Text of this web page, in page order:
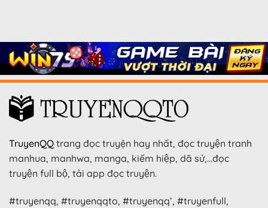
TruyenQQ trang đọc truyện hay nhất, đọc truyện tranh
manhua, manhwa, manga, kiếm hiệp, dã sử,…đọc
truyện full bộ, tải app đọc truyện.
#truyenqq, #truyenqqto, #truyenqq’, #truyenfull,